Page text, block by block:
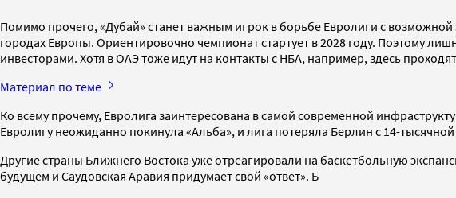
Помимо прочего, «Дубай» станет важным игрок в борьбе Евролиги с
городах Европы. Ориентировочно чемпионат стартует в 2028 году. Поэтому
инвесторами. Хотя в ОАЭ тоже идут на контакты с НБА, например, здесь
Материал по теме
Ко всему прочему, Евролига заинтересована в самой современной
Евролигу неожиданно покинула «Альба», и лига потеряла Берлин с 14-
Другие страны Ближнего Востока уже отреагировали на баскетбольную
будущем и Саудовская Аравия придумает свой «ответ». Б